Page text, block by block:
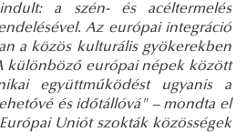
a szén- és acéltermelés
Az európai integráció
a közös kulturális gyökerekben
különböző európai népek között
együttműködést ugyanis a
és időtállóvá" – mondta el
Uniót szokták közösségek